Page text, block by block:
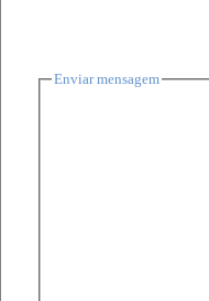
Enviar mensagem